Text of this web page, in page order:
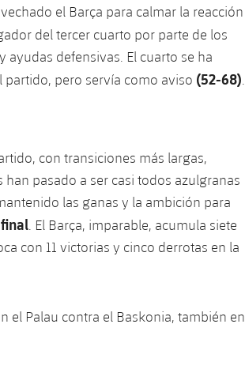
el Barça para calmar la reacción
del tercer cuarto por parte de los
defensivas. El cuarto se ha
pero servía como aviso (52-68)
con transiciones más largas,
pasado a ser casi todos azulgranas
las ganas y la ambición para
. El Barça, imparable, acumula siete
con 11 victorias y cinco derrotas en la
el Palau contra el Baskonia, también en